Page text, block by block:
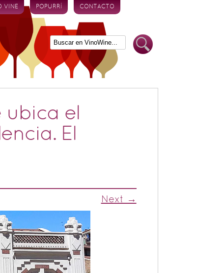
VINE POPURRÍ CONTACTO
ubica el
El
Next →